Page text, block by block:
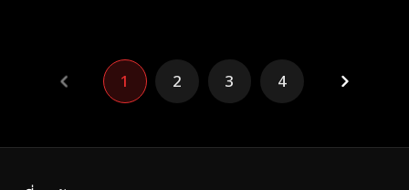
พนักงานทั้งหมดเห็นข้อความในโทรศัพท์ของเธอ
จะเกิดอะไรขึ้นกับเธอและลูกัส เอเจอร์ ว่าเขาจะไล่
เธอออกจากงานหรือไม่... หรือความลับจากอดีต
1 2 3 4